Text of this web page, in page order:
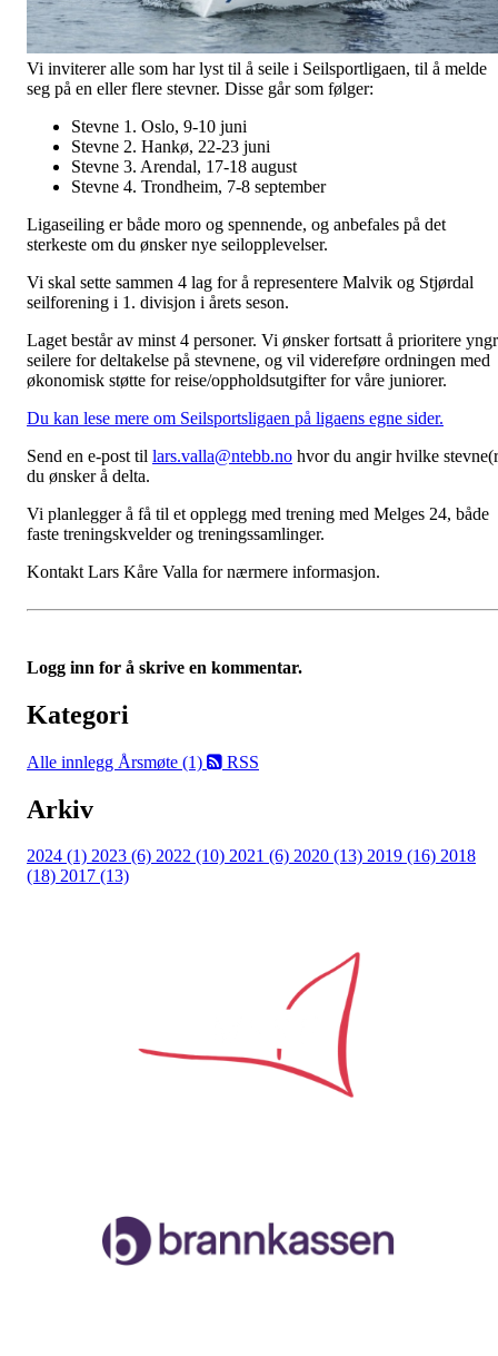
Vi inviterer alle som har lyst til å seile i Seilsportligaen, til å melde
seg på en eller flere stevner. Disse går som følger:
Stevne 1. Oslo, 9-10 juni
Stevne 2. Hankø, 22-23 juni
Stevne 3. Arendal, 17-18 august
Stevne 4. Trondheim, 7-8 september
Ligaseiling er både moro og spennende, og anbefales på det
sterkeste om du ønsker nye seilopplevelser.
Vi skal sette sammen 4 lag for å representere Malvik og Stjørdal
seilforening i 1. divisjon i årets seson.
Laget består av minst 4 personer. Vi ønsker fortsatt å prioritere
seilere for deltakelse på stevnene, og vil videreføre ordningen med
økonomisk støtte for reise/oppholdsutgifter for våre juniorer.
Du kan lese mere om Seilsportsligaen på ligaens egne sider.
Send en e-post til lars.valla@ntebb.no hvor du angir hvilke
du ønsker å delta.
Vi planlegger å få til et opplegg med trening med Melges 24, både
faste treningskvelder og treningssamlinger.
Kontakt Lars Kåre Valla for nærmere informasjon.
Logg inn for å skrive en kommentar.
Kategori
Alle innlegg Årsmøte (1) RSS
Arkiv
2024 (1) 2023 (6) 2022 (10) 2021 (6) 2020 (13) 2019 (16) 2018
(18) 2017 (13)